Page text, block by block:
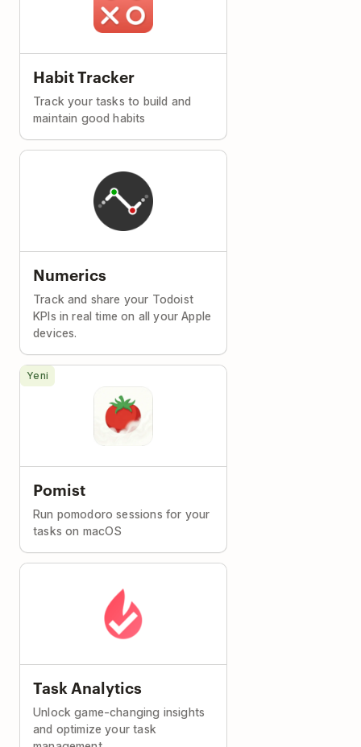
Habit Tracker
Track your tasks to build and
maintain good habits
Numerics
Track and share your Todoist
KPIs in real time on all your Apple
devices.
Pomist
Run pomodoro sessions for your
tasks on macOS
Yeni
Task Analytics
Unlock game-changing insights
and optimize your task